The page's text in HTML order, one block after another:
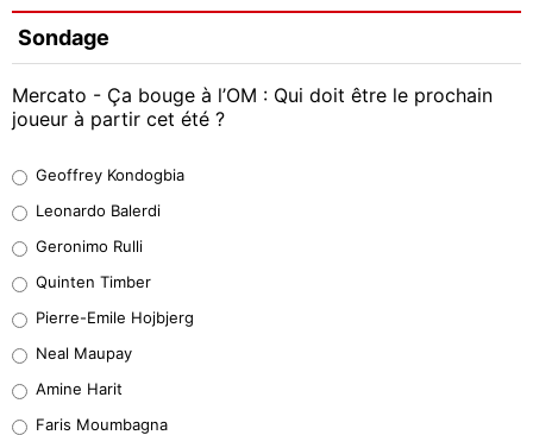
Sondage
Mercato - Ça bouge à l’OM : Qui doit être le prochain
joueur à partir cet été ?
38%
32%
5%
1%
Geoffrey Kondogbia
Leonardo Balerdi
Geronimo Rulli
Quinten Timber
Pierre-Emile Hojbjerg
Neal Maupay
Amine Harit
Faris Moumbagna